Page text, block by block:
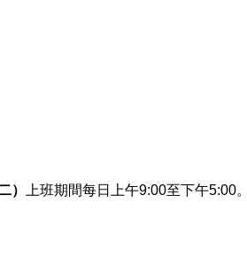
） 上班期間每日上午9:00至下午5:00。